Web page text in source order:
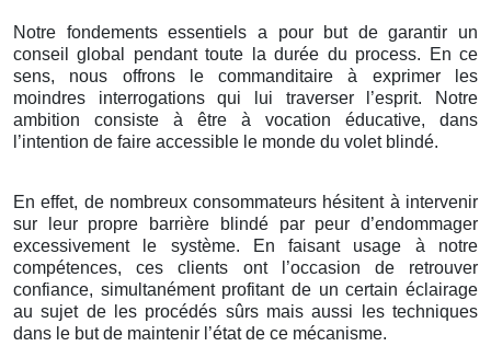
Notre fondements essentiels a pour but de garantir un
conseil global pendant toute la durée du process. En ce
sens, nous offrons le commanditaire à exprimer les
moindres interrogations qui lui traverser l’esprit. Notre
ambition consiste à être à vocation éducative, dans
l’intention de faire accessible le monde du volet blindé.
En effet, de nombreux consommateurs hésitent à intervenir
sur leur propre barrière blindé par peur d’endommager
excessivement le système. En faisant usage à notre
compétences, ces clients ont l’occasion de retrouver
confiance, simultanément profitant de un certain éclairage
au sujet de les procédés sûrs mais aussi les techniques
dans le but de maintenir l’état de ce mécanisme.